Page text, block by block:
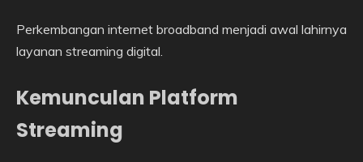
Perkembangan internet broadband menjadi awal lahirnya
layanan streaming digital.
Kemunculan Platform
Streaming